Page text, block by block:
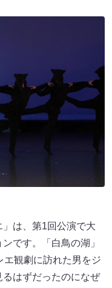
は、第1回公演で大
です。「白鳥の湖」
観劇に訪れた男をジ
はずだったのになぜ